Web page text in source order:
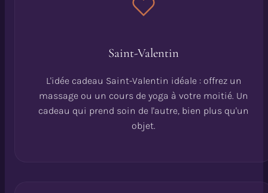
Saint-Valentin
L'idée cadeau Saint-Valentin idéale : offrez un
massage ou un cours de yoga à votre moitié. Un
cadeau qui prend soin de l'autre, bien plus qu'un
objet.